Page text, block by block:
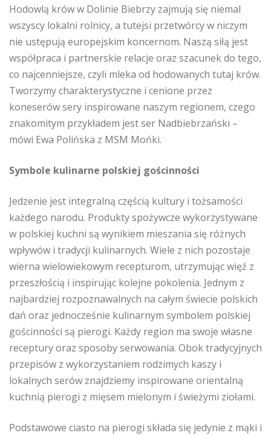
Hodowlą krów w Dolinie Biebrzy zajmują się niemal
wszyscy lokalni rolnicy, a tutejsi przetwórcy w niczym
nie ustępują europejskim koncernom. Naszą siłą jest
współpraca i partnerskie relacje oraz szacunek do tego,
co najcenniejsze, czyli mleka od hodowanych tutaj krów.
Tworzymy charakterystyczne i cenione przez
koneserów sery inspirowane naszym regionem, czego
znakomitym przykładem jest ser Nadbiebrzański –
mówi Ewa Polińska z MSM Mońki.
Symbole kulinarne polskiej gościnności
Jedzenie jest integralną częścią kultury i tożsamości
każdego narodu. Produkty spożywcze wykorzystywane
w polskiej kuchni są wynikiem mieszania się różnych
wpływów i tradycji kulinarnych. Wiele z nich pozostaje
wierna wielowiekowym recepturom, utrzymując więź z
przeszłością i inspirując kolejne pokolenia. Jednym z
najbardziej rozpoznawalnych na całym świecie polskich
dań oraz jednocześnie kulinarnym symbolem polskiej
gościnności są pierogi. Każdy region ma swoje własne
receptury oraz sposoby serwowania. Obok tradycyjnych
przepisów z wykorzystaniem rodzimych kaszy i
lokalnych serów znajdziemy inspirowane orientalną
kuchnią pierogi z mięsem mielonym i świeżymi ziołami.
Podstawowe ciasto na pierogi składa się jedynie z mąki i